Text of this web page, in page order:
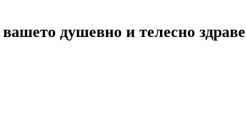
душевно и телесно здраве